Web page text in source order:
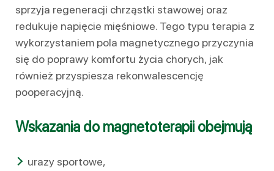
sprzyja regeneracji chrząstki stawowej oraz
redukuje napięcie mięśniowe. Tego typu terapia z
wykorzystaniem pola magnetycznego przyczynia
się do poprawy komfortu życia chorych, jak
również przyspiesza rekonwalescencję
pooperacyjną.
Wskazania do magnetoterapii obejmują
urazy sportowe,